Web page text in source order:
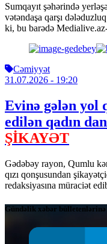
Sumqayıt şəhərində
vətəndaşa qarşı
ki, bu barədə
Cəmiyyət
31.07.2026 - 19:20
Evinə gələn yol
edilən qadın
ŞİKAYƏT
Gədəbəy rayon, Qumlu
qızı qonşusundan
redaksiyasına müraciət
Gündəlik xəbər bülletenlərinə